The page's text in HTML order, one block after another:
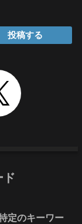
投稿する
ド
定のキーワー